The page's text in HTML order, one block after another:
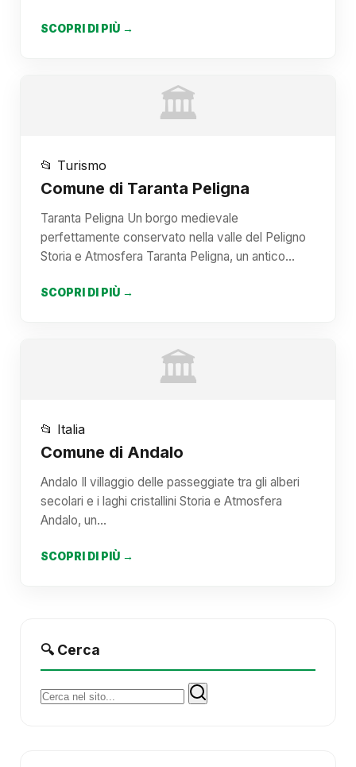
SCOPRI DI PIÙ →
🏛️
📂 Turismo
Comune di Taranta Peligna
Taranta Peligna Un borgo medievale
perfettamente conservato nella valle del Peligno
Storia e Atmosfera Taranta Peligna, un antico…
SCOPRI DI PIÙ →
🏛️
📂 Italia
Comune di Andalo
Andalo Il villaggio delle passeggiate tra gli alberi
secolari e i laghi cristallini Storia e Atmosfera
Andalo, un…
SCOPRI DI PIÙ →
🔍 Cerca
Cerca: